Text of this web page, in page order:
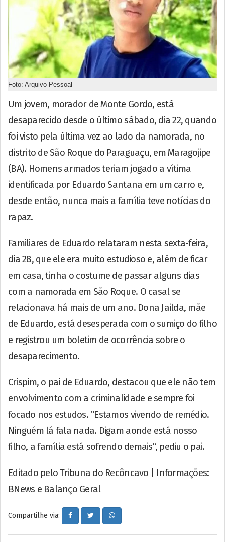
Foto: Arquivo Pessoal
Um jovem, morador de Monte Gordo, está
desaparecido desde o último sábado, dia 22, quando
foi visto pela última vez ao lado da namorada, no
distrito de São Roque do Paraguaçu, em Maragojipe
(BA). Homens armados teriam jogado a vítima
identificada por Eduardo Santana em um carro e,
desde então, nunca mais a família teve notícias do
rapaz.
Familiares de Eduardo relataram nesta sexta-feira,
dia 28, que ele era muito estudioso e, além de ficar
em casa, tinha o costume de passar alguns dias
com a namorada em São Roque. O casal se
relacionava há mais de um ano. Dona Jailda, mãe
de Eduardo, está desesperada com o sumiço do filho
e registrou um boletim de ocorrência sobre o
desaparecimento.
Crispim, o pai de Eduardo, destacou que ele não tem
envolvimento com a criminalidade e sempre foi
focado nos estudos. “Estamos vivendo de remédio.
Ninguém lá fala nada. Digam aonde está nosso
filho, a família está sofrendo demais”, pediu o pai.
Editado pelo Tribuna do Recôncavo | Informações:
BNews e Balanço Geral
Compartilhe via: